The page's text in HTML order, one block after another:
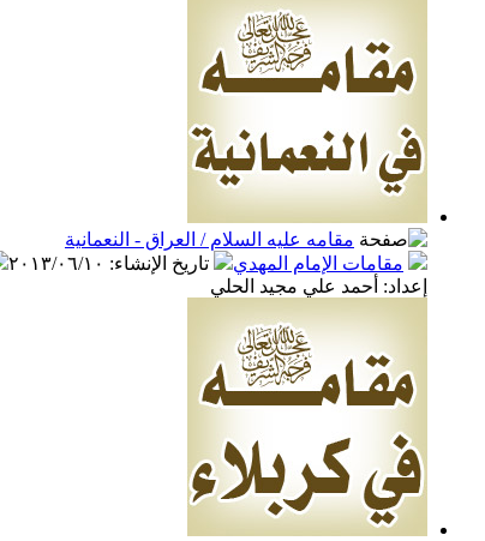
مقامه عليه السلام / العراق - النعمانية
مقامات الإمام المهدي
تاريخ الإنشاء: ٢٠١٣/٠٦/١٠
إعداد: أحمد علي مجيد الحلي